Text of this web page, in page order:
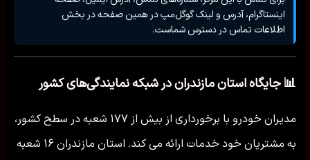
اینستاگرام، آدرس و لینک گوگل‌مپ در همین صفحه در بخش
اطلاعات تماس در دسترس شماست.
📊 جایگاه استان مازندران در شبکه نمایندگی‌های کشور
مدیران خودرو با برخورداری از بیش از ۱۷۷ شعبه در سطح کشور،
به مشتریان خود خدمات ارائه می کند. استان مازندران ۱۶ شعبه